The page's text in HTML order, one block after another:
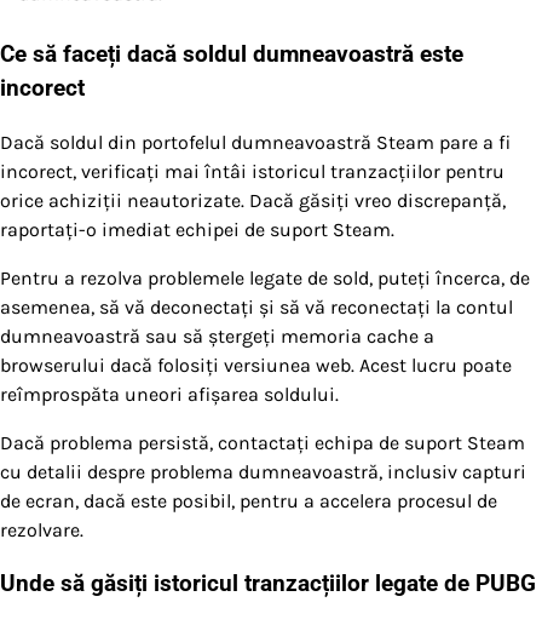
Ce să faceți dacă soldul dumneavoastră este
incorect
Dacă soldul din portofelul dumneavoastră Steam pare a fi
incorect, verificați mai întâi istoricul tranzacțiilor pentru
orice achiziții neautorizate. Dacă găsiți vreo discrepanță,
raportați-o imediat echipei de suport Steam.
Pentru a rezolva problemele legate de sold, puteți încerca, de
asemenea, să vă deconectați și să vă reconectați la contul
dumneavoastră sau să ștergeți memoria cache a
browserului dacă folosiți versiunea web. Acest lucru poate
reîmprospăta uneori afișarea soldului.
Dacă problema persistă, contactați echipa de suport Steam
cu detalii despre problema dumneavoastră, inclusiv capturi
de ecran, dacă este posibil, pentru a accelera procesul de
rezolvare.
Unde să găsiți istoricul tranzacțiilor legate de PUBG